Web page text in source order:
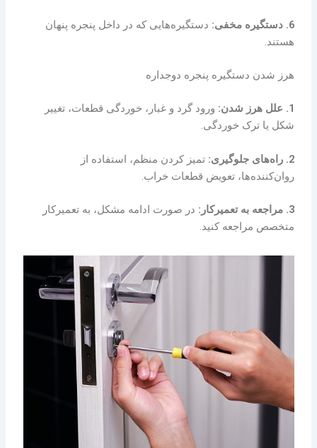
6. دستگیره مخفی:
دستگیره‌هایی که در داخل پنجره پنهان
هستند.
هرز شدن دستگیره پنجره دوجداره
1. علل هرز شدن:
ورود گرد و غبار، خوردگی قطعات، تغییر
شکل یا ترک خوردگی.
2. راه‌های جلوگیری:
تمیز کردن منظم، استفاده از
روان‌کننده‌ها، تعویض قطعات خراب.
3. مراجعه به تعمیرکار:
در صورت ادامه مشکل، به تعمیرکار
متخصص مراجعه کنید.